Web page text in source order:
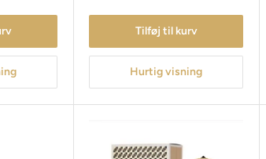
Tilføj til kurv
Hurtig visning